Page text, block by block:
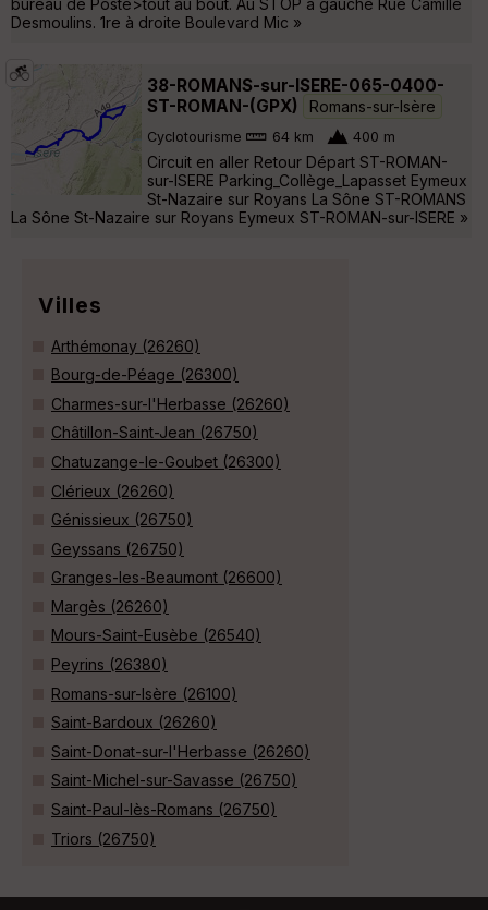
bureau de Poste>tout au bout. Au STOP à gauche Rue Camille
Desmoulins. 1re à droite Boulevard Mic »
38-ROMANS-sur-ISERE-065-0400-
ST-ROMAN-(GPX)
Romans-sur-Isère
Cyclotourisme 64 km 400 m
Circuit en aller Retour Départ ST-ROMAN-
sur-ISERE Parking_Collège_Lapasset Eymeux
St-Nazaire sur Royans La Sône ST-ROMANS
La Sône St-Nazaire sur Royans Eymeux ST-ROMAN-sur-ISERE »
Villes
Arthémonay (26260)
Bourg-de-Péage (26300)
Charmes-sur-l'Herbasse (26260)
Châtillon-Saint-Jean (26750)
Chatuzange-le-Goubet (26300)
Clérieux (26260)
Génissieux (26750)
Geyssans (26750)
Granges-les-Beaumont (26600)
Margès (26260)
Mours-Saint-Eusèbe (26540)
Peyrins (26380)
Romans-sur-Isère (26100)
Saint-Bardoux (26260)
Saint-Donat-sur-l'Herbasse (26260)
Saint-Michel-sur-Savasse (26750)
Saint-Paul-lès-Romans (26750)
Triors (26750)